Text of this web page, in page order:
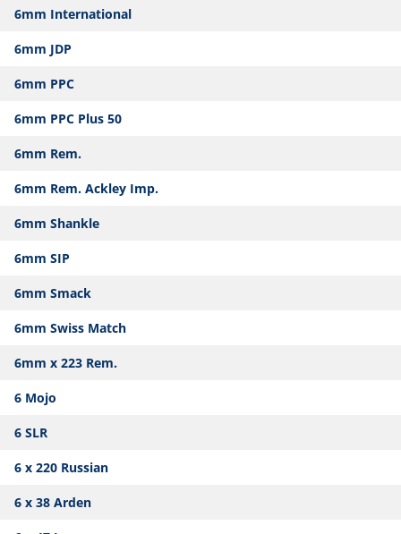
6mm International
6mm JDP
6mm PPC
6mm PPC Plus 50
6mm Rem.
6mm Rem. Ackley Imp.
6mm Shankle
6mm SIP
6mm Smack
6mm Swiss Match
6mm x 223 Rem.
6 Mojo
6 SLR
6 x 220 Russian
6 x 38 Arden